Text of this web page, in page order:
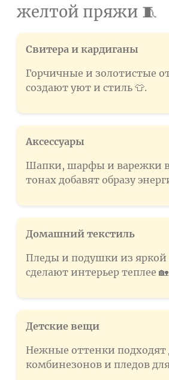
желтой пряжи 🧵
Свитера и кардиганы
Горчичные и золотистые
создают уют и стиль 👕.
Аксессуары
Шапки, шарфы и варежки
тонах добавят образу
Домашний текстиль
Пледы и подушки из
сделают интерьер теплее
Детские вещи
Нежные оттенки подходят
комбинезонов и пледов